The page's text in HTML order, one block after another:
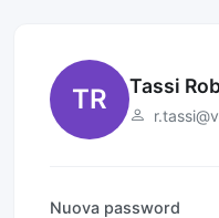
TR Tassi
Nuova password